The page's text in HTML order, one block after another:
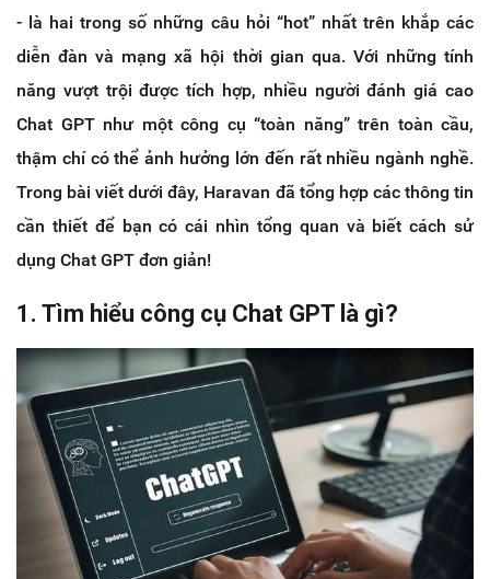
- là hai trong số những câu hỏi “hot” nhất trên khắp các
diễn đàn và mạng xã hội thời gian qua. Với những tính
năng vượt trội được tích hợp, nhiều người đánh giá cao
Chat GPT như một công cụ “toàn năng” trên toàn cầu,
thậm chí có thể ảnh hưởng lớn đến rất nhiều ngành nghề.
Trong bài viết dưới đây, Haravan đã tổng hợp các thông tin
cần thiết để bạn có cái nhìn tổng quan và biết cách sử
dụng Chat GPT đơn giản!
1. Tìm hiểu công cụ Chat GPT là gì?